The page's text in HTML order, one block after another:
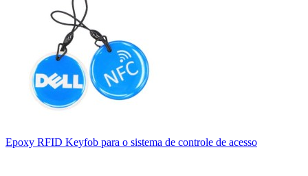
Epoxy RFID Keyfob para o sistema de controle de acesso